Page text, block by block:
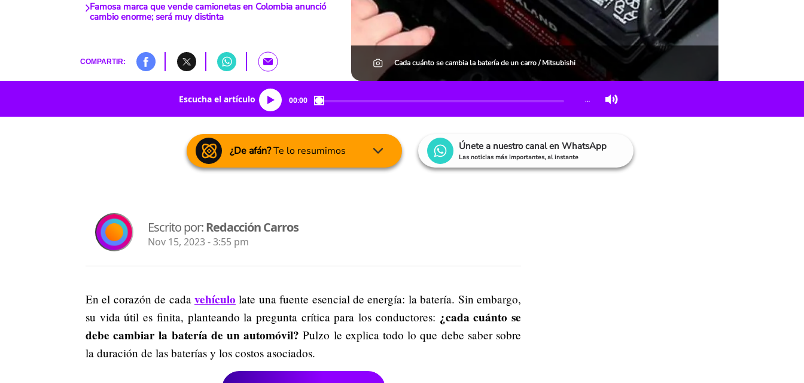
Famosa marca que vende camionetas en Colombia anunció
cambio enorme; será muy distinta
COMPARTIR: Cada cuánto se cambia la batería de un carro / Mitsubishi
Escucha el artículo 00:00 …
¿De afán?Te lo resumimos Únete a nuestro canal en WhatsApp
Las noticias más importantes, al instante
Escrito por:Redacción Carros
Nov 15, 2023 - 3:55 pm
En el corazón de cada vehículo late una fuente esencial de energía: la batería. Sin embargo,
su vida útil es finita, planteando la pregunta crítica para los conductores: ¿cada cuánto se
debe cambiar la batería de un automóvil? Pulzo le explica todo lo que debe saber sobre
la duración de las baterías y los costos asociados.